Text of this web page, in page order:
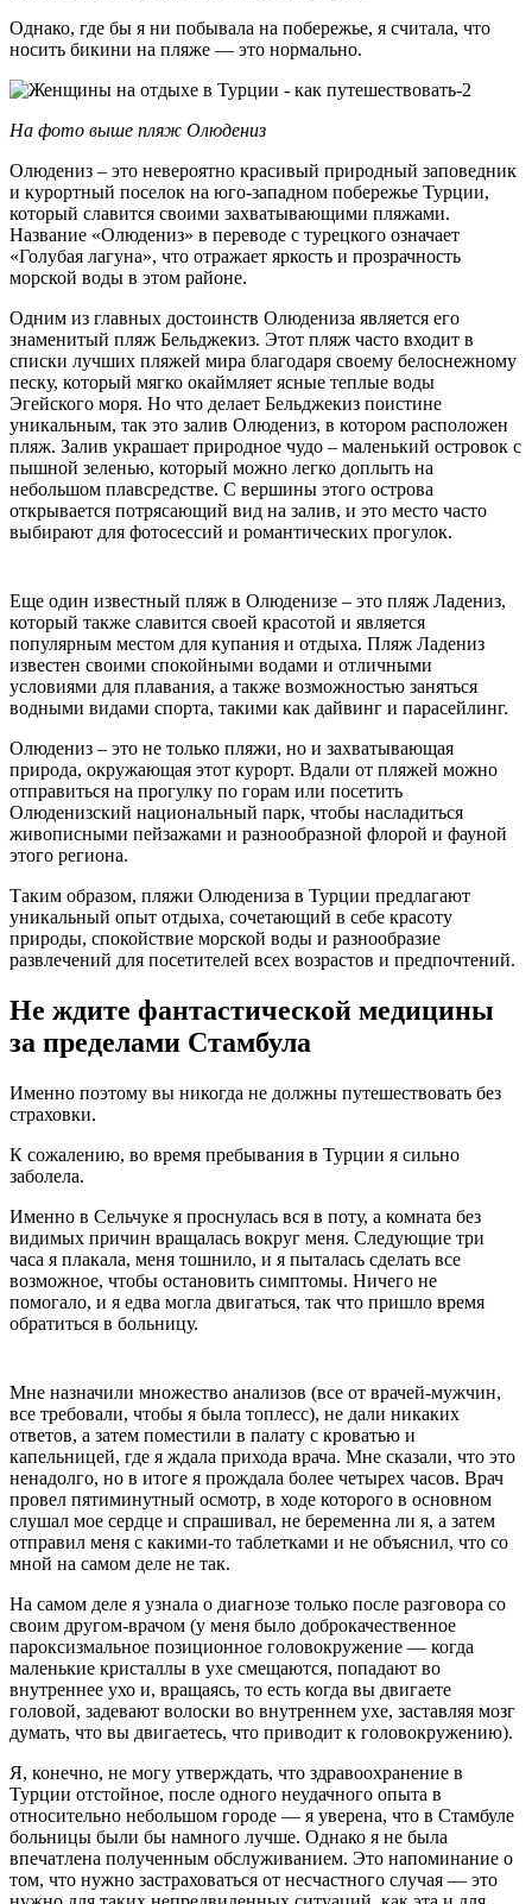
Однако, где бы я ни побывала на побережье, я считала, что
носить бикини на пляже — это нормально.
На фото выше пляж Олюдениз
Олюдениз – это невероятно красивый природный заповедник
и курортный поселок на юго-западном побережье Турции,
который славится своими захватывающими пляжами.
Название «Олюдениз» в переводе с турецкого означает
«Голубая лагуна», что отражает яркость и прозрачность
морской воды в этом районе.
Одним из главных достоинств Олюдениза является его
знаменитый пляж Бельджекиз. Этот пляж часто входит в
списки лучших пляжей мира благодаря своему белоснежному
песку, который мягко окаймляет ясные теплые воды
Эгейского моря. Но что делает Бельджекиз поистине
уникальным, так это залив Олюдениз, в котором расположен
пляж. Залив украшает природное чудо – маленький островок с
пышной зеленью, который можно легко доплыть на
небольшом плавсредстве. С вершины этого острова
открывается потрясающий вид на залив, и это место часто
выбирают для фотосессий и романтических прогулок.
Еще один известный пляж в Олюденизе – это пляж Ладениз,
который также славится своей красотой и является
популярным местом для купания и отдыха. Пляж Ладениз
известен своими спокойными водами и отличными
условиями для плавания, а также возможностью заняться
водными видами спорта, такими как дайвинг и парасейлинг.
Олюдениз – это не только пляжи, но и захватывающая
природа, окружающая этот курорт. Вдали от пляжей можно
отправиться на прогулку по горам или посетить
Олюденизский национальный парк, чтобы насладиться
живописными пейзажами и разнообразной флорой и фауной
этого региона.
Таким образом, пляжи Олюдениза в Турции предлагают
уникальный опыт отдыха, сочетающий в себе красоту
природы, спокойствие морской воды и разнообразие
развлечений для посетителей всех возрастов и предпочтений.
Не ждите фантастической медицины
за пределами Стамбула
Именно поэтому вы никогда не должны путешествовать без
страховки.
К сожалению, во время пребывания в Турции я сильно
заболела.
Именно в Сельчуке я проснулась вся в поту, а комната без
видимых причин вращалась вокруг меня. Следующие три
часа я плакала, меня тошнило, и я пыталась сделать все
возможное, чтобы остановить симптомы. Ничего не
помогало, и я едва могла двигаться, так что пришло время
обратиться в больницу.
Мне назначили множество анализов (все от врачей-мужчин,
все требовали, чтобы я была топлесс), не дали никаких
ответов, а затем поместили в палату с кроватью и
капельницей, где я ждала прихода врача. Мне сказали, что это
ненадолго, но в итоге я прождала более четырех часов. Врач
провел пятиминутный осмотр, в ходе которого в основном
слушал мое сердце и спрашивал, не беременна ли я, а затем
отправил меня с какими-то таблетками и не объяснил, что со
мной на самом деле не так.
На самом деле я узнала о диагнозе только после разговора со
своим другом-врачом (у меня было доброкачественное
пароксизмальное позиционное головокружение — когда
маленькие кристаллы в ухе смещаются, попадают во
внутреннее ухо и, вращаясь, то есть когда вы двигаете
головой, задевают волоски во внутреннем ухе, заставляя мозг
думать, что вы двигаетесь, что приводит к головокружению).
Я, конечно, не могу утверждать, что здравоохранение в
Турции отстойное, после одного неудачного опыта в
относительно небольшом городе — я уверена, что в Стамбуле
больницы были бы намного лучше. Однако я не была
впечатлена полученным обслуживанием. Это напоминание о
том, что нужно застраховаться от несчастного случая — это